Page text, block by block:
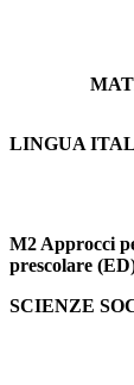
LINGUA
M2 Approcci
prescolare
SCIENZE